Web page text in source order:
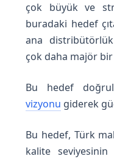
çok büyük ve
buradaki hedef
ana
çok daha majör
Bu hedef
vizyonu giderek
Bu hedef, Türk
kalite